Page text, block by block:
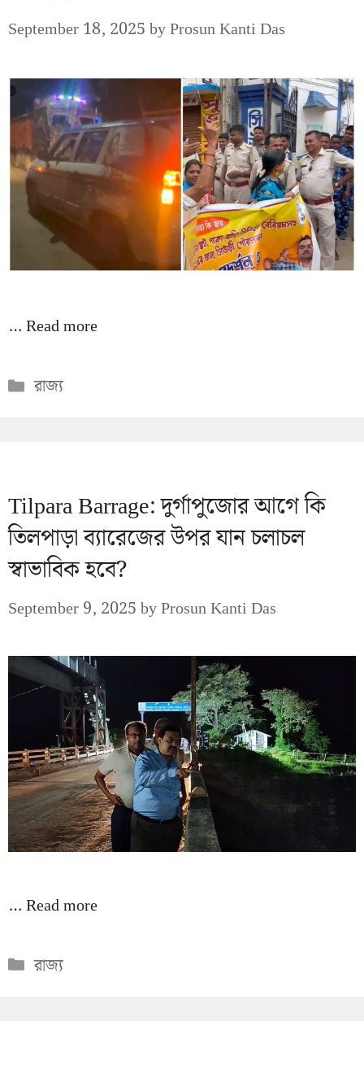
September 18, 2025byProsun Kanti Das
…Read more
Categories
রাজ্য
Tilpara Barrage: দুর্গাপুজোর আগে কি
তিলপাড়া ব্যারেজের উপর যান চলাচল
স্বাভাবিক হবে?
September 9, 2025byProsun Kanti Das
…Read more
Categories
রাজ্য